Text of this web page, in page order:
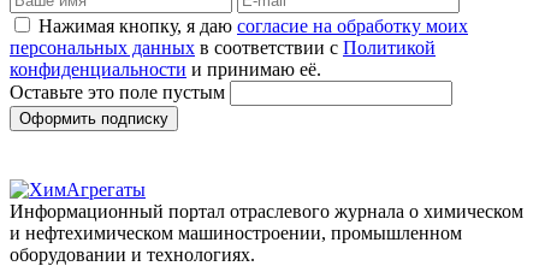
Нажимая кнопку, я даю согласие на обработку моих
персональных данных в соответствии с Политикой
конфиденциальности и принимаю её.
Оставьте это поле пустым
Оформить подписку
Информационный портал отраслевого журнала о химическом
и нефтехимическом машиностроении, промышленном
оборудовании и технологиях.